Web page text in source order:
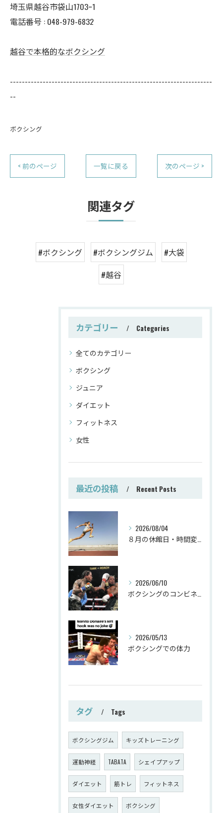
埼玉県越谷市袋山1703ｰ1
電話番号 : 048-979-6832
越谷で本格的なボクシング
--------------------------------------------------------------------
--
ボクシング
< 前のページ 一覧に戻る 次のページ >
関連タグ
#ボクシング #ボクシングジム
#大袋
#越谷
カテゴリー Categories
全てのカテゴリー
ボクシング
ジュニア
ダイエット
フィットネス
女性
最近の投稿 Recent Posts
2026/08/04
2026/06/10
2026/05/13
ボクシングでの体力
タグ Tags
ボクシングジム キッズトレーニング
運動神経 TABATA シェイプアップ
ダイエット 筋トレ フィットネス
女性ダイエット ボクシング